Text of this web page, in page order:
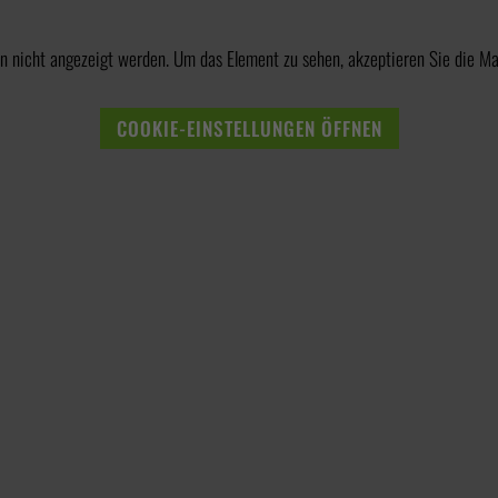
nicht angezeigt werden. Um das Element zu sehen, akzeptieren Sie die
COOKIE-EINSTELLUNGEN ÖFFNEN